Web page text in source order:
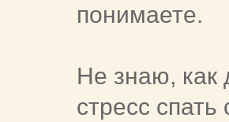
понимаете.
Не знаю, как
стресс